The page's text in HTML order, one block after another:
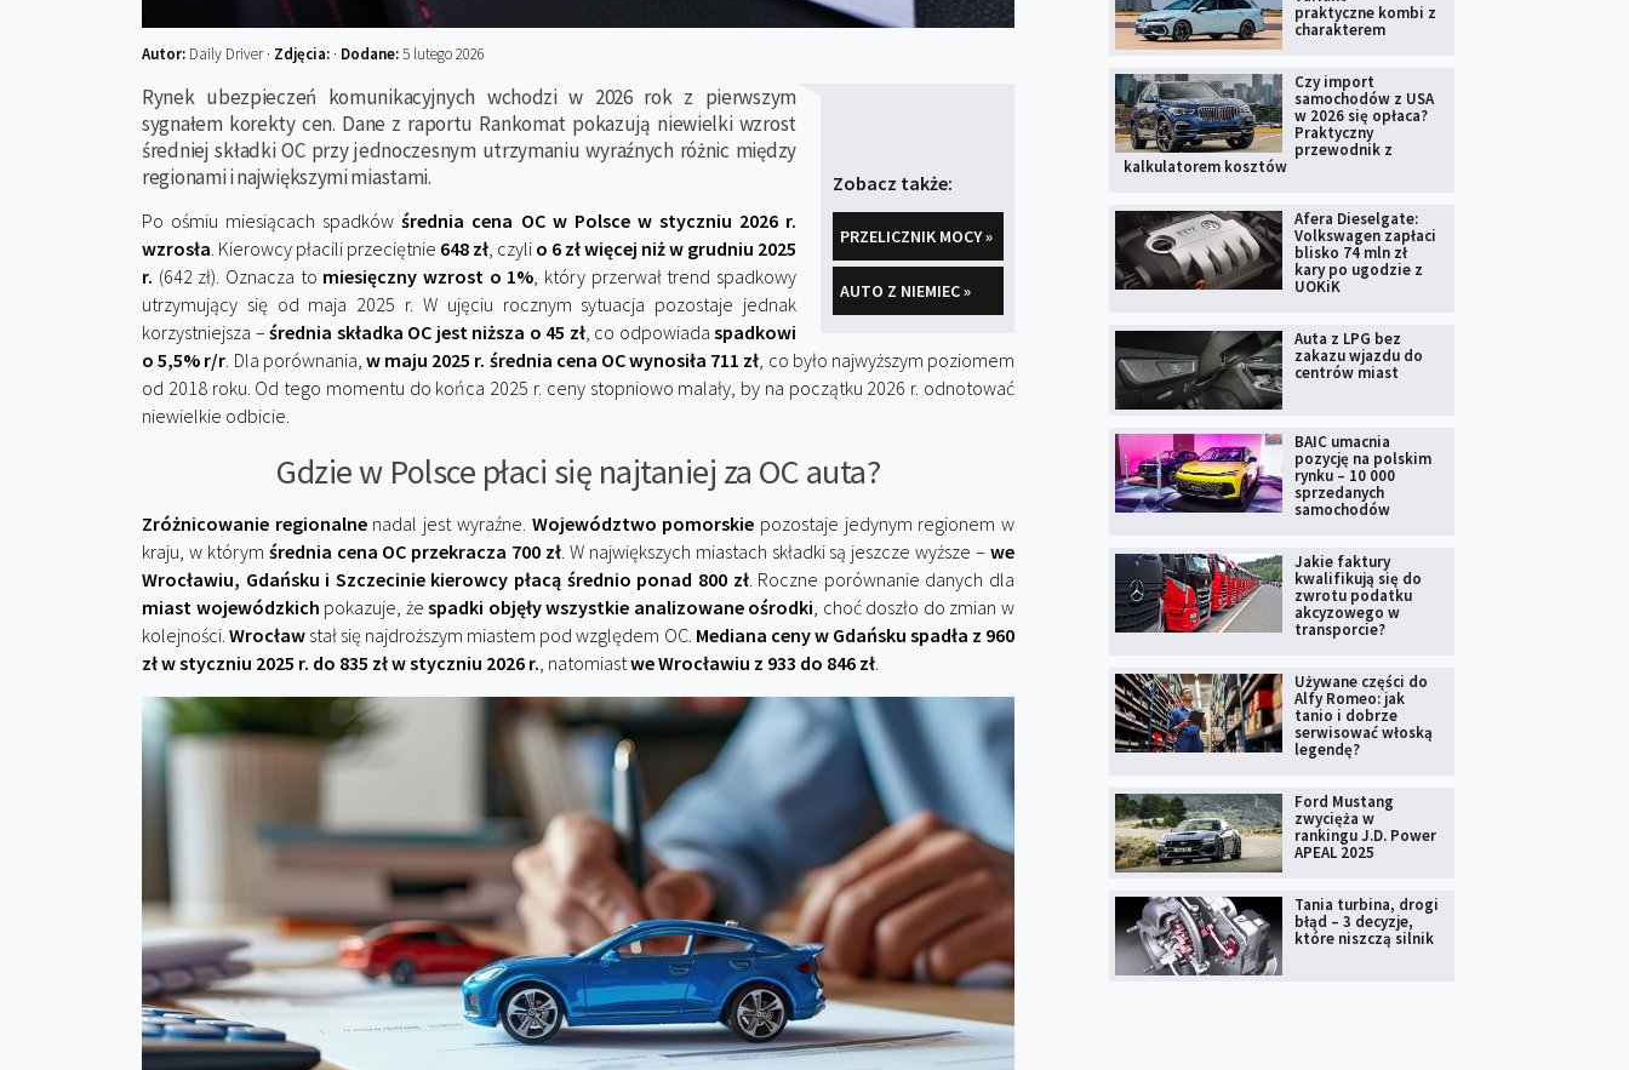
Autor: Daily Driver · Zdjęcia: · Dodane:5 lutego 2026
Zobacz także:
PRZELICZNIK MOCY »
AUTO Z NIEMIEC »
Rynek ubezpieczeń komunikacyjnych wchodzi w 2026 rok z pierwszym
sygnałem korekty cen. Dane z raportu Rankomat pokazują niewielki wzrost
średniej składki OC przy jednoczesnym utrzymaniu wyraźnych różnic między
regionami i największymi miastami.
Po ośmiu miesiącach spadkówśrednia cena OC w Polsce w styczniu 2026 r.
wzrosła. Kierowcy płacili przeciętnie 648 zł, czyli o 6 zł więcej niż w grudniu 2025
r. (642 zł). Oznacza to miesięczny wzrost o 1%, który przerwał trend spadkowy
utrzymujący się od maja 2025 r. W ujęciu rocznym sytuacja pozostaje jednak
korzystniejsza – średnia składka OC jest niższa o 45 zł, co odpowiada spadkowi
o 5,5% r/r. Dla porównania, w maju 2025 r. średnia cena OC wynosiła 711 zł, co było najwyższym poziomem
od 2018 roku. Od tego momentu do końca 2025 r. ceny stopniowo malały, by na początku 2026 r. odnotować
niewielkie odbicie.
Gdzie w Polsce płaci się najtaniej za OC auta?
Zróżnicowanie regionalnenadal jest wyraźne. Województwo pomorskie pozostaje jedynym regionem w
kraju, w którym średnia cena OC przekracza 700 zł. W największych miastach składki są jeszcze wyższe –we
Wrocławiu, Gdańsku i Szczecinie kierowcy płacą średnio ponad 800 zł. Roczne porównanie danych dla
miast wojewódzkich pokazuje, żespadki objęły wszystkie analizowane ośrodki, choć doszło do zmian w
kolejności.Wrocław stał się najdroższym miastem pod względem OC. Mediana ceny w Gdańsku spadła z 960
zł w styczniu 2025 r. do 835 zł w styczniu 2026 r., natomiastwe Wrocławiu z 933 do 846 zł.
praktyczne kombi z
charakterem
Czy import
samochodów z USA
w 2026 się opłaca?
Praktyczny
przewodnik z
kalkulatorem kosztów
Afera Dieselgate:
Volkswagen zapłaci
blisko 74 mln zł
kary po ugodzie z
UOKiK
Auta z LPG bez
zakazu wjazdu do
centrów miast
BAIC umacnia
pozycję na polskim
rynku – 10 000
sprzedanych
samochodów
Jakie faktury
kwalifikują się do
zwrotu podatku
akcyzowego w
transporcie?
Używane części do
Alfy Romeo: jak
tanio i dobrze
serwisować włoską
legendę?
Ford Mustang
zwycięża w
rankingu J.D. Power
APEAL 2025
Tania turbina, drogi
błąd – 3 decyzje,
które niszczą silnik